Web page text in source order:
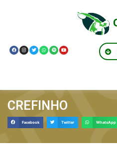
CREFINHO
Facebook Twitter WhatsApp